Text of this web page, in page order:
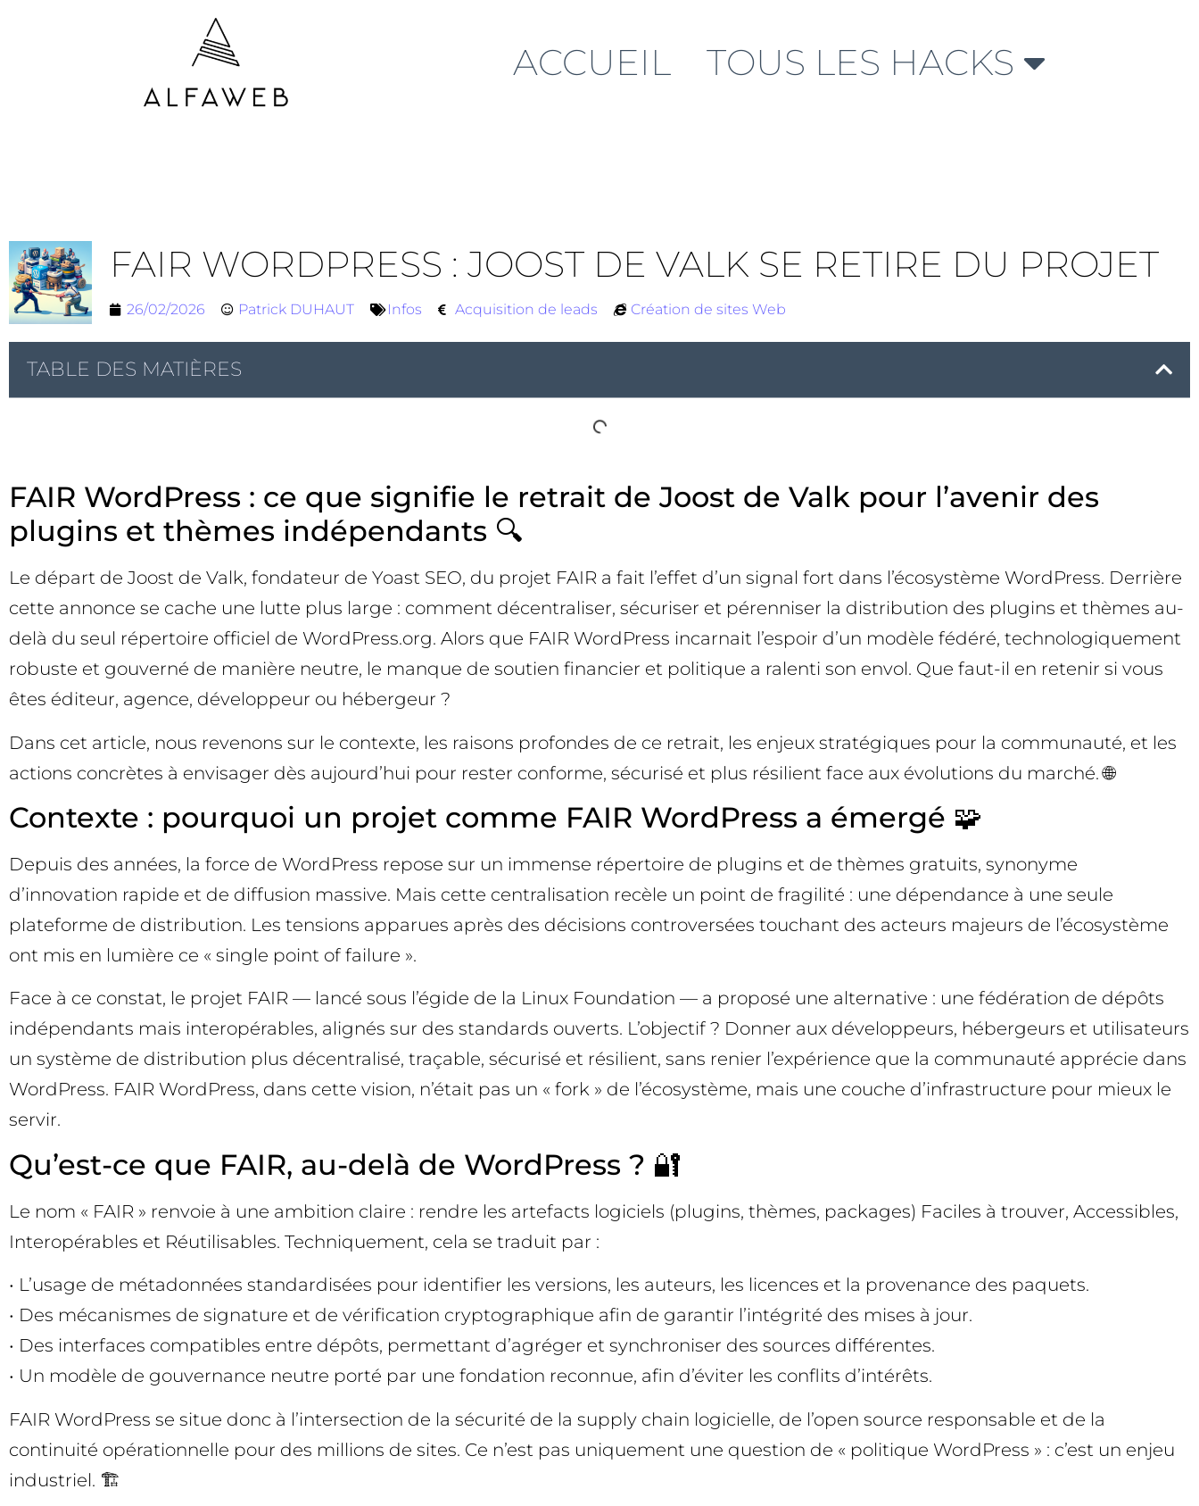
ACCUEIL TOUS LES HACKS
FAIR WORDPRESS : JOOST DE VALK SE RETIRE DU PROJET
26/02/2026 Patrick DUHAUT Infos Acquisition de leads Création de sites Web
TABLE DES MATIÈRES
FAIR WordPress : ce que signifie le retrait de Joost de Valk pour l’avenir des
plugins et thèmes indépendants 🔍
Le départ de Joost de Valk, fondateur de Yoast SEO, du projet FAIR a fait l’effet d’un signal fort dans l’écosystème WordPress. Derrière
cette annonce se cache une lutte plus large : comment décentraliser, sécuriser et pérenniser la distribution des plugins et thèmes au-
delà du seul répertoire officiel de WordPress.org. Alors que FAIR WordPress incarnait l’espoir d’un modèle fédéré, technologiquement
robuste et gouverné de manière neutre, le manque de soutien financier et politique a ralenti son envol. Que faut-il en retenir si vous
êtes éditeur, agence, développeur ou hébergeur ?
Dans cet article, nous revenons sur le contexte, les raisons profondes de ce retrait, les enjeux stratégiques pour la communauté, et les
actions concrètes à envisager dès aujourd’hui pour rester conforme, sécurisé et plus résilient face aux évolutions du marché. 🌐
Contexte : pourquoi un projet comme FAIR WordPress a émergé 🧩
Depuis des années, la force de WordPress repose sur un immense répertoire de plugins et de thèmes gratuits, synonyme
d’innovation rapide et de diffusion massive. Mais cette centralisation recèle un point de fragilité : une dépendance à une seule
plateforme de distribution. Les tensions apparues après des décisions controversées touchant des acteurs majeurs de l’écosystème
ont mis en lumière ce « single point of failure ».
Face à ce constat, le projet FAIR — lancé sous l’égide de la Linux Foundation — a proposé une alternative : une fédération de dépôts
indépendants mais interopérables, alignés sur des standards ouverts. L’objectif ? Donner aux développeurs, hébergeurs et utilisateurs
un système de distribution plus décentralisé, traçable, sécurisé et résilient, sans renier l’expérience que la communauté apprécie dans
WordPress. FAIR WordPress, dans cette vision, n’était pas un « fork » de l’écosystème, mais une couche d’infrastructure pour mieux le
servir.
Qu’est-ce que FAIR, au-delà de WordPress ? 🔐
Le nom « FAIR » renvoie à une ambition claire : rendre les artefacts logiciels (plugins, thèmes, packages) Faciles à trouver, Accessibles,
Interopérables et Réutilisables. Techniquement, cela se traduit par :
• L’usage de métadonnées standardisées pour identifier les versions, les auteurs, les licences et la provenance des paquets.
• Des mécanismes de signature et de vérification cryptographique afin de garantir l’intégrité des mises à jour.
• Des interfaces compatibles entre dépôts, permettant d’agréger et synchroniser des sources différentes.
• Un modèle de gouvernance neutre porté par une fondation reconnue, afin d’éviter les conflits d’intérêts.
FAIR WordPress se situe donc à l’intersection de la sécurité de la supply chain logicielle, de l’open source responsable et de la
continuité opérationnelle pour des millions de sites. Ce n’est pas uniquement une question de « politique WordPress » : c’est un enjeu
industriel. 🏗️